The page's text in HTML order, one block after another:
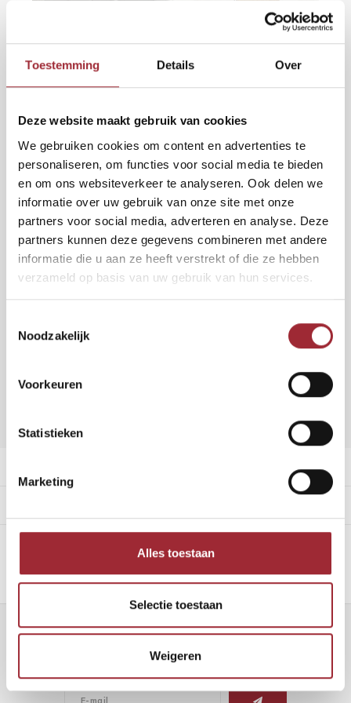
Toestemming Details Over
Deze website maakt gebruik van cookies
We gebruiken cookies om content en advertenties te
personaliseren, om functies voor social media te bieden
en om ons websiteverkeer te analyseren. Ook delen we
informatie over uw gebruik van onze site met onze
partners voor social media, adverteren en analyse. Deze
partners kunnen deze gegevens combineren met andere
informatie die u aan ze heeft verstrekt of die ze hebben
verzameld op basis van uw gebruik van hun services.
Noodzakelijk
Voorkeuren
Statistieken
Marketing
Alles toestaan
Selectie toestaan
Weigeren
€49,95 €36,50per m2
BEPERKT LEVERBAAR, ZO LANG DE VOORRAAD STREKT
Altijd al een visgraatvloer gewild maar twijfel je nog? Ga voor deze
PVC vloer met neutrale lichtbruine houtlook en je hebt een mooie,
rustige basis voor je interieur. Je ziet geen noesten, wel een subtiele
houtnerf. En hij ligt voor de komende tig jaar!Lees meer
m 2 Toevoegen aan winkelwagen
Nieuwsbrief
Ontvang de laatste updates, nieuws en aanbiedingen via email